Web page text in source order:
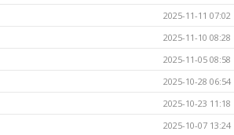
2025-11-11 07:02
2025-11-10 08:28
2025-11-05 08:58
2025-10-28 06:54
2025-10-23 11:18
2025-10-07 13:24